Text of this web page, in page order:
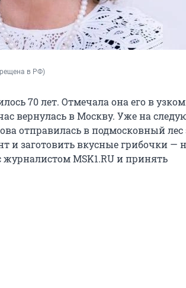
в РФ)
70 лет. Отмечала она его в узком
вернулась в Москву. Уже на
отправилась в подмосковный лес
и заготовить вкусные грибочки —
MSK1.RU и принять